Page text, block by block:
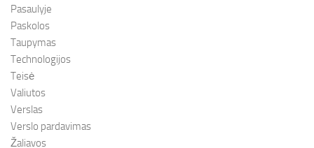
Pasaulyje
Paskolos
Taupymas
Technologijos
Teisė
Valiutos
Verslas
Verslo pardavimas
Žaliavos